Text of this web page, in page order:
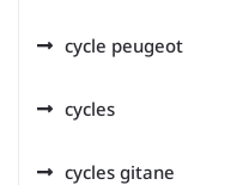
cycle peugeot
cycles
cycles gitane